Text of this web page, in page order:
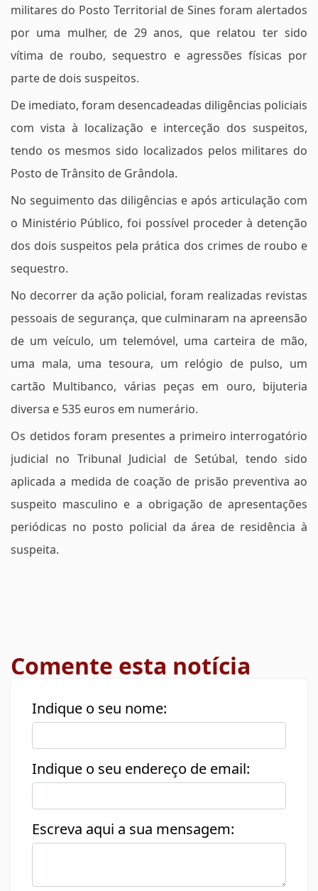
militares do Posto Territorial de Sines foram alertados
por uma mulher, de 29 anos, que relatou ter sido
vítima de roubo, sequestro e agressões físicas por
parte de dois suspeitos.
De imediato, foram desencadeadas diligências policiais
com vista à localização e interceção dos suspeitos,
tendo os mesmos sido localizados pelos militares do
Posto de Trânsito de Grândola.
No seguimento das diligências e após articulação com
o Ministério Público, foi possível proceder à detenção
dos dois suspeitos pela prática dos crimes de roubo e
sequestro.
No decorrer da ação policial, foram realizadas revistas
pessoais de segurança, que culminaram na apreensão
de um veículo, um telemóvel, uma carteira de mão,
uma mala, uma tesoura, um relógio de pulso, um
cartão Multibanco, várias peças em ouro, bijuteria
diversa e 535 euros em numerário.
Os detidos foram presentes a primeiro interrogatório
judicial no Tribunal Judicial de Setúbal, tendo sido
aplicada a medida de coação de prisão preventiva ao
suspeito masculino e a obrigação de apresentações
periódicas no posto policial da área de residência à
suspeita.
Comente esta notícia
Indique o seu nome:
Indique o seu endereço de email:
Escreva aqui a sua mensagem: